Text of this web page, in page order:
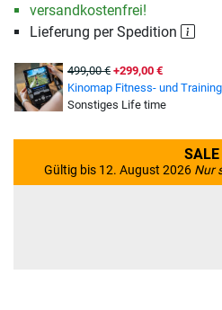
versandkostenfrei!
Lieferung per Spedition
499,00 € +299,00 €
Kinomap Fitness- und
Sonstiges Life time
SALE
Gültig bis 12. August 2026 Nur